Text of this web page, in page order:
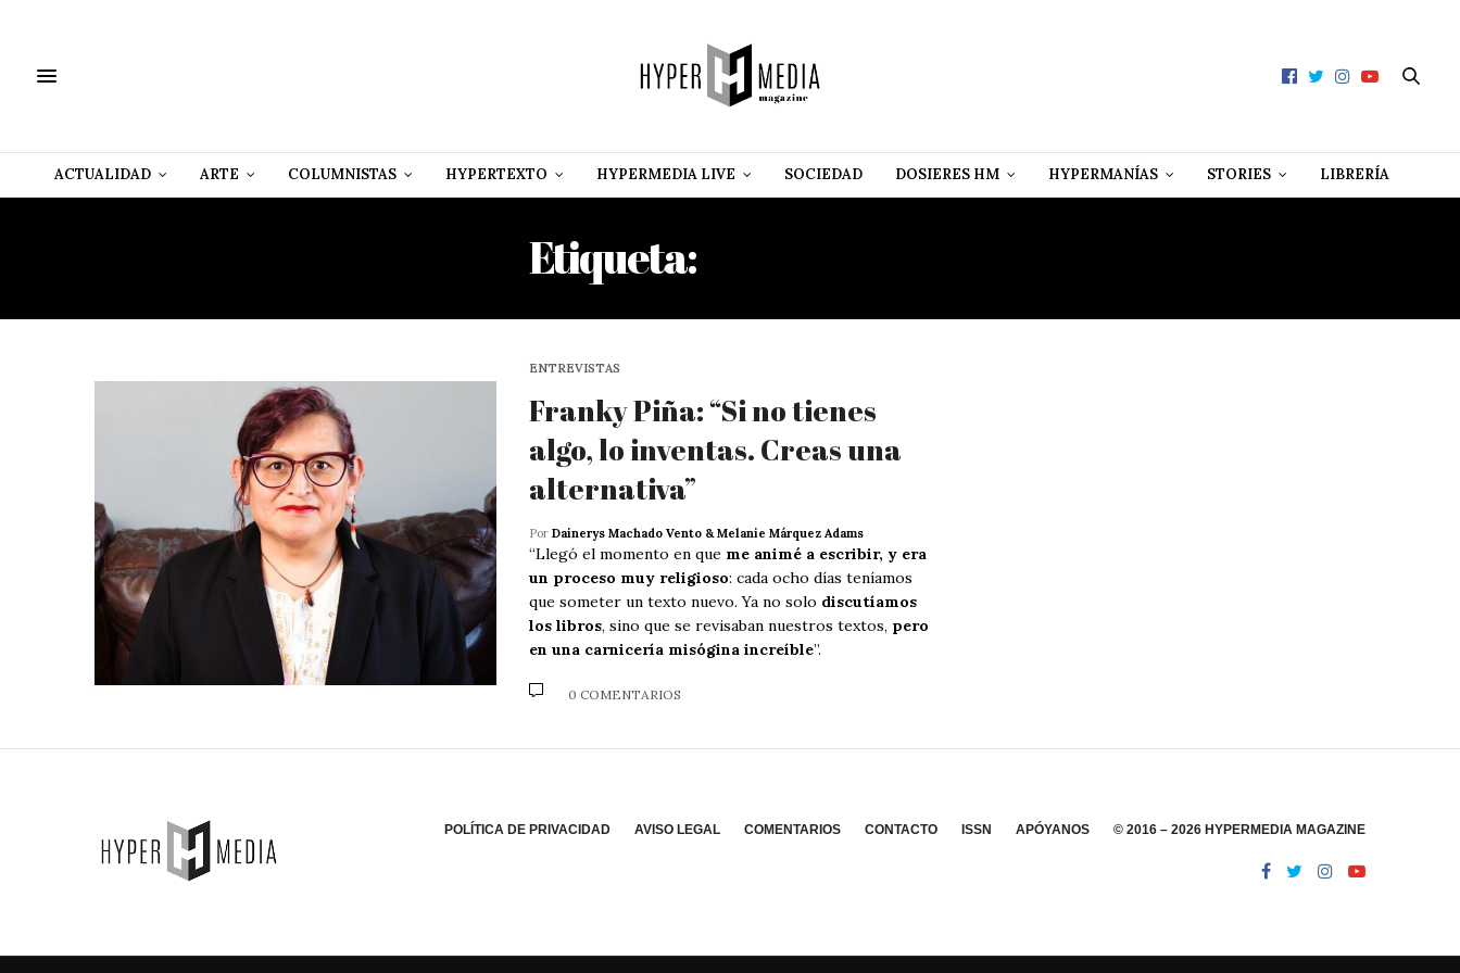
ACTUALIDAD ARTE COLUMNISTAS HYPERTEXTO HYPERMEDIA LIVE SOCIEDAD DOSIERES HM HYPERMANÍAS STORIES LIBRERÍA
Etiqueta:
ENTREVISTAS
Franky Piña: “Si no tienes
algo, lo inventas. Creas una
alternativa”
Por Dainerys Machado Vento & Melanie Márquez Adams
“Llegó el momento en que me animé a escribir, y era
un proceso muy religioso: cada ocho días teníamos
que someter un texto nuevo. Ya no solo discutíamos
los libros, sino que se revisaban nuestros textos, pero
en una carnicería misógina increíble”.
0 COMENTARIOS
POLÍTICA DE PRIVACIDAD AVISO LEGAL COMENTARIOS CONTACTO ISSN APÓYANOS © 2016 – 2026 HYPERMEDIA MAGAZINE